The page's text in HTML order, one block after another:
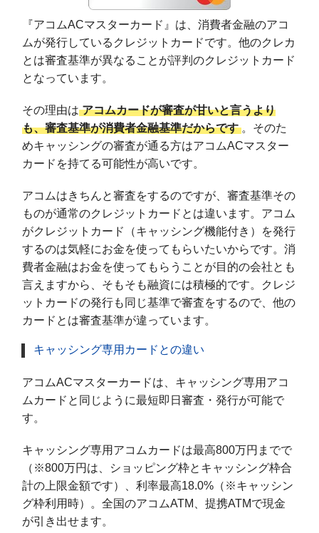
『アコムACマスターカード』は、消費者金融のアコ
ムが発行しているクレジットカードです。他のクレカ
とは審査基準が異なることが評判のクレジットカード
となっています。
その理由は アコムカードが審査が甘いと言うより
も、審査基準が消費者金融基準だからです 。そのた
めキャッシングの審査が通る方はアコムACマスター
カードを持てる可能性が高いです。
アコムはきちんと審査をするのですが、審査基準その
ものが通常のクレジットカードとは違います。アコム
がクレジットカード（キャッシング機能付き）を発行
するのは気軽にお金を使ってもらいたいからです。消
費者金融はお金を使ってもらうことが目的の会社とも
言えますから、そもそも融資には積極的です。クレジ
ットカードの発行も同じ基準で審査をするので、他の
カードとは審査基準が違っています。
キャッシング専用カードとの違い
アコムACマスターカードは、キャッシング専用アコ
ムカードと同じように最短即日審査・発行が可能で
す。
キャッシング専用アコムカードは最高800万円までで
（※800万円は、ショッピング枠とキャッシング枠合
計の上限金額です）、利率最高18.0%（※キャッシン
グ枠利用時）。全国のアコムATM、提携ATMで現金
が引き出せます。